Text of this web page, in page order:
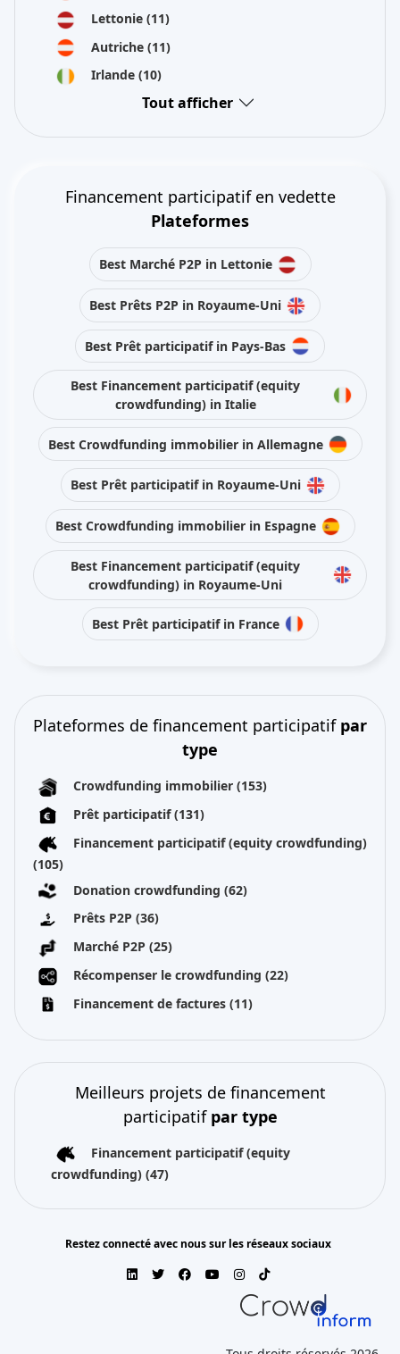
Lettonie (11)
Autriche (11)
Irlande (10)
Tout afficher
Financement participatif en vedette
Plateformes
Best Marché P2P in Lettonie
Best Prêts P2P in Royaume-Uni
Best Prêt participatif in Pays-Bas
Best Financement participatif (equity
crowdfunding) in Italie
Best Crowdfunding immobilier in Allemagne
Best Prêt participatif in Royaume-Uni
Best Crowdfunding immobilier in Espagne
Best Financement participatif (equity
crowdfunding) in Royaume-Uni
Best Prêt participatif in France
Plateformes de financement participatif par
type
Crowdfunding immobilier (153)
Prêt participatif(131)
Financement participatif (equity crowdfunding)
(105)
Donation crowdfunding (62)
Prêts P2P (36)
Marché P2P (25)
Récompenser le crowdfunding (22)
Financement de factures (11)
Meilleurs projets de financement
participatif par type
Financement participatif (equity
crowdfunding) (47)
Restez connecté avec nous sur les réseaux sociaux